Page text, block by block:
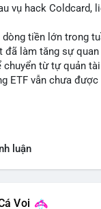
#btc #eth #sol
vụ hack Coldcard,
tiền lớn trong
đã làm tăng sự
từ tự quản tài
ETF vẫn chưa
luận
Voi